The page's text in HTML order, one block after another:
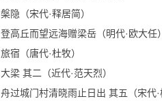
槃隐（宋代·释居简）
登高丘而望远海赠梁岳（明代·欧大任）
旅宿（唐代·杜牧）
大梁 其二（近代·范天烈）
舟过城门村清晓雨止日出 其五（宋代·